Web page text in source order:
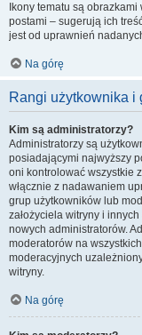
Ikony tematu są
postami – sugerują ich
jest od uprawnień
Na górę
Rangi użytkownika i
Kim są administratorzy?
Administratorzy są
posiadającymi najwyższy
oni kontrolować wszystkie
włącznie z nadawaniem
grup użytkowników lub
założyciela witryny i
nowych administratorów.
moderatorów na
moderacyjnych
witryny.
Na górę